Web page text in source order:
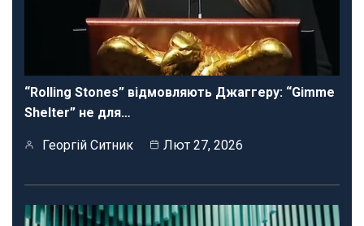
“Rolling Stones” відмовляють Джаггеру: “Gimme
Shelter” не для…
Георгій Ситник Лют 27, 2026